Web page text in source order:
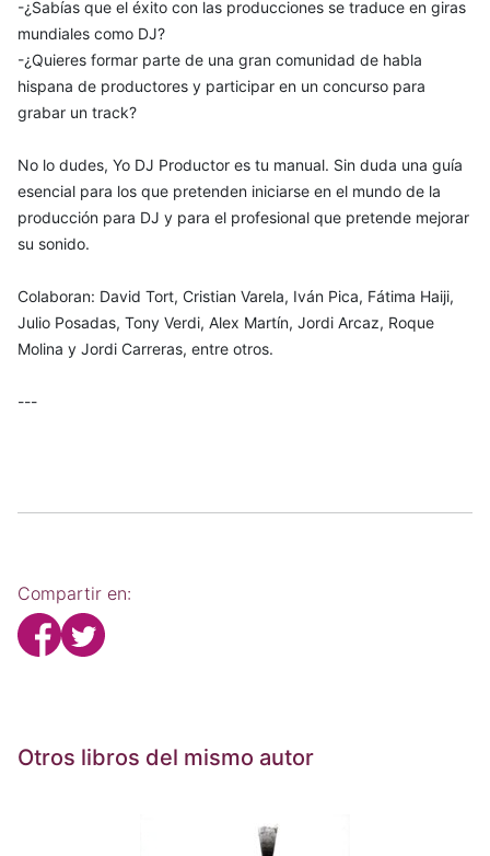
-¿Sabías que el éxito con las producciones se traduce en giras
mundiales como DJ?
-¿Quieres formar parte de una gran comunidad de habla
hispana de productores y participar en un concurso para
grabar un track?
No lo dudes, Yo DJ Productor es tu manual. Sin duda una guía
esencial para los que pretenden iniciarse en el mundo de la
producción para DJ y para el profesional que pretende mejorar
su sonido.
Colaboran: David Tort, Cristian Varela, Iván Pica, Fátima Haiji,
Julio Posadas, Tony Verdi, Alex Martín, Jordi Arcaz, Roque
Molina y Jordi Carreras, entre otros.
---
Compartir en:
Otros libros del mismo autor